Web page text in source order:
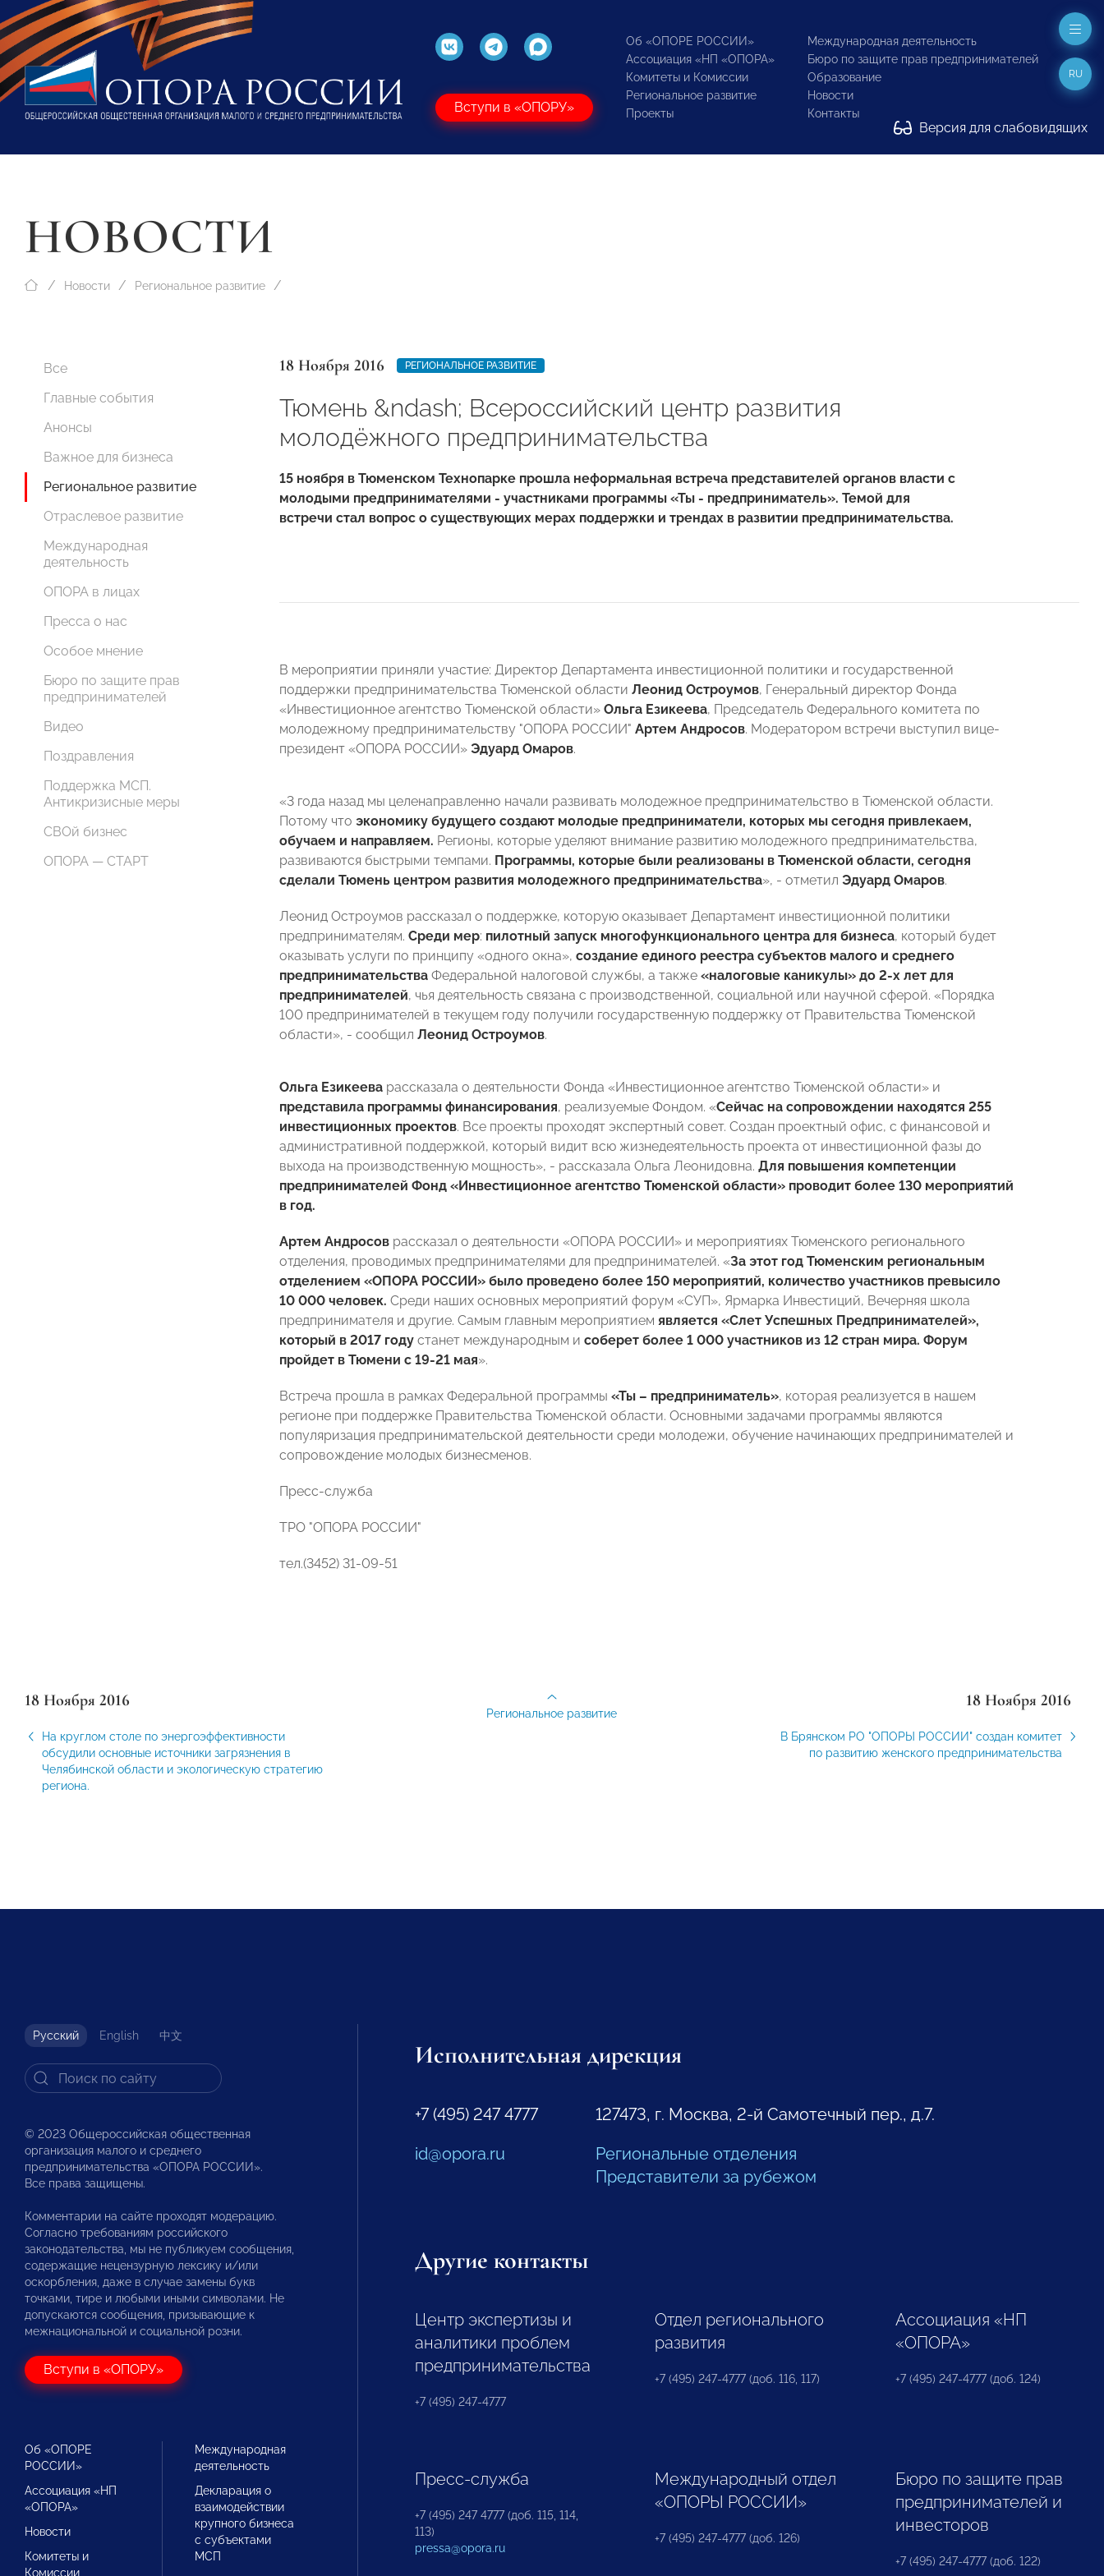
Вступи в «ОПОРУ»
Об «ОПОРЕ РОССИИ»
Ассоциация «НП «ОПОРА»
Комитеты и Комиссии
Региональное развитие
Проекты
Международная деятельность
Бюро по защите прав предпринимателей
Образование
Новости
Контакты
Версия для слабовидящих
RU
НОВОСТИ
Новости Региональное развитие
Все
Главные события
Анонсы
Важное для бизнеса
Региональное развитие
Отраслевое развитие
Международная
деятельность
ОПОРА в лицах
Пресса о нас
Особое мнение
Бюро по защите прав
предпринимателей
Видео
Поздравления
Поддержка МСП.
Антикризисные меры
СВОй бизнес
ОПОРА — СТАРТ
18 Ноября 2016 РЕГИОНАЛЬНОЕ РАЗВИТИЕ
Тюмень &ndash; Всероссийский центр развития
молодёжного предпринимательства
15 ноября в Тюменском Технопарке прошла неформальная встреча представителей органов власти с
молодыми предпринимателями - участниками программы «Ты - предприниматель». Темой для
встречи стал вопрос о существующих мерах поддержки и трендах в развитии предпринимательства.
В мероприятии приняли участие: Директор Департамента инвестиционной политики и государственной
поддержки предпринимательства Тюменской области Леонид Остроумов, Генеральный директор Фонда
«Инвестиционное агентство Тюменской области» Ольга Езикеева, Председатель Федерального комитета по
молодежному предпринимательству "ОПОРА РОССИИ" Артем Андросов. Модератором встречи выступил вице-
президент «ОПОРА РОССИИ» Эдуард Омаров.
«3 года назад мы целенаправленно начали развивать молодежное предпринимательство в Тюменской области.
Потому что экономику будущего создают молодые предприниматели, которых мы сегодня привлекаем,
обучаем и направляем. Регионы, которые уделяют внимание развитию молодежного предпринимательства,
развиваются быстрыми темпами. Программы, которые были реализованы в Тюменской области, сегодня
сделали Тюмень центром развития молодежного предпринимательства», - отметил Эдуард Омаров.
Леонид Остроумов рассказал о поддержке, которую оказывает Департамент инвестиционной политики
предпринимателям. Среди мер: пилотный запуск многофункционального центра для бизнеса, который будет
оказывать услуги по принципу «одного окна», создание единого реестра субъектов малого и среднего
предпринимательства Федеральной налоговой службы, а также «налоговые каникулы» до 2-х лет для
предпринимателей, чья деятельность связана с производственной, социальной или научной сферой. «Порядка
100 предпринимателей в текущем году получили государственную поддержку от Правительства Тюменской
области», - сообщил Леонид Остроумов.
Ольга Езикеева рассказала о деятельности Фонда «Инвестиционное агентство Тюменской области» и
представила программы финансирования, реализуемые Фондом. «Сейчас на сопровождении находятся 255
инвестиционных проектов. Все проекты проходят экспертный совет. Создан проектный офис, с финансовой и
административной поддержкой, который видит всю жизнедеятельность проекта от инвестиционной фазы до
выхода на производственную мощность», - рассказала Ольга Леонидовна. Для повышения компетенции
предпринимателей Фонд «Инвестиционное агентство Тюменской области» проводит более 130 мероприятий
в год.
Артем Андросов рассказал о деятельности «ОПОРА РОССИИ» и мероприятиях Тюменского регионального
отделения, проводимых предпринимателями для предпринимателей. «За этот год Тюменским региональным
отделением «ОПОРА РОССИИ» было проведено более 150 мероприятий, количество участников превысило
10 000 человек. Среди наших основных мероприятий форум «СУП», Ярмарка Инвестиций, Вечерняя школа
предпринимателя и другие. Самым главным мероприятием является «Слет Успешных Предпринимателей»,
который в 2017 году станет международным и соберет более 1 000 участников из 12 стран мира. Форум
пройдет в Тюмени с 19-21 мая».
Встреча прошла в рамках Федеральной программы «Ты – предприниматель», которая реализуется в нашем
регионе при поддержке Правительства Тюменской области. Основными задачами программы являются
популяризация предпринимательской деятельности среди молодежи, обучение начинающих предпринимателей и
сопровождение молодых бизнесменов.
Пресс-служба
ТРО "ОПОРА РОССИИ"
тел.(3452) 31-09-51
18 Ноября 2016
На круглом столе по энергоэффективности
обсудили основные источники загрязнения в
Челябинской области и экологическую стратегию
региона.
18 Ноября 2016
В Брянском РО "ОПОРЫ РОССИИ" создан комитет
по развитию женского предпринимательства
Региональное развитие
Русский English 中文
© 2023 Общероссийская общественная
организация малого и среднего
предпринимательства «ОПОРА РОССИИ».
Все права защищены.
Комментарии на сайте проходят модерацию.
Согласно требованиям российского
законодательства, мы не публикуем сообщения,
содержащие нецензурную лексику и/или
оскорбления, даже в случае замены букв
точками, тире и любыми иными символами. Не
допускаются сообщения, призывающие к
межнациональной и социальной розни.
Вступи в «ОПОРУ»
Об «ОПОРЕ
РОССИИ»
Ассоциация «НП
«ОПОРА»
Новости
Комитеты и
Комиссии
Международная
деятельность
Декларация о
взаимодействии
крупного бизнеса
с субъектами
МСП
Исполнительная дирекция
+7 (495) 247 4777
id@opora.ru
127473, г. Москва, 2-й Самотечный пер., д.7.
Региональные отделения
Представители за рубежом
Другие контакты
Центр экспертизы и
аналитики проблем
предпринимательства
+7 (495) 247-4777
Отдел регионального
развития
+7 (495) 247-4777 (доб. 116, 117)
Ассоциация «НП
«ОПОРА»
+7 (495) 247-4777 (доб. 124)
Пресс-служба
+7 (495) 247 4777 (доб. 115, 114,
113)
pressa@opora.ru
Международный отдел
«ОПОРЫ РОССИИ»
+7 (495) 247-4777 (доб. 126)
Бюро по защите прав
предпринимателей и
инвесторов
+7 (495) 247-4777 (доб. 122)